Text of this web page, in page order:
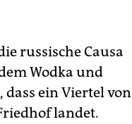
russische Causa
Wodka und
ein Viertel von
landet.